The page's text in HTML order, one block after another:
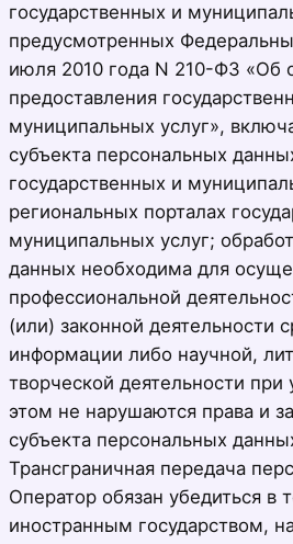
государственных и
предусмотренных
июля 2010 года N 210-ФЗ «Об
предоставления
муниципальных услуг»,
субъекта персональных
государственных и
региональных порталах
муниципальных услуг;
данных необходима для
профессиональной
(или) законной деятельности
информации либо научной,
творческой деятельности при
этом не нарушаются права и
субъекта персональных
Трансграничная передача
Оператор обязан убедиться в
иностранным государством,